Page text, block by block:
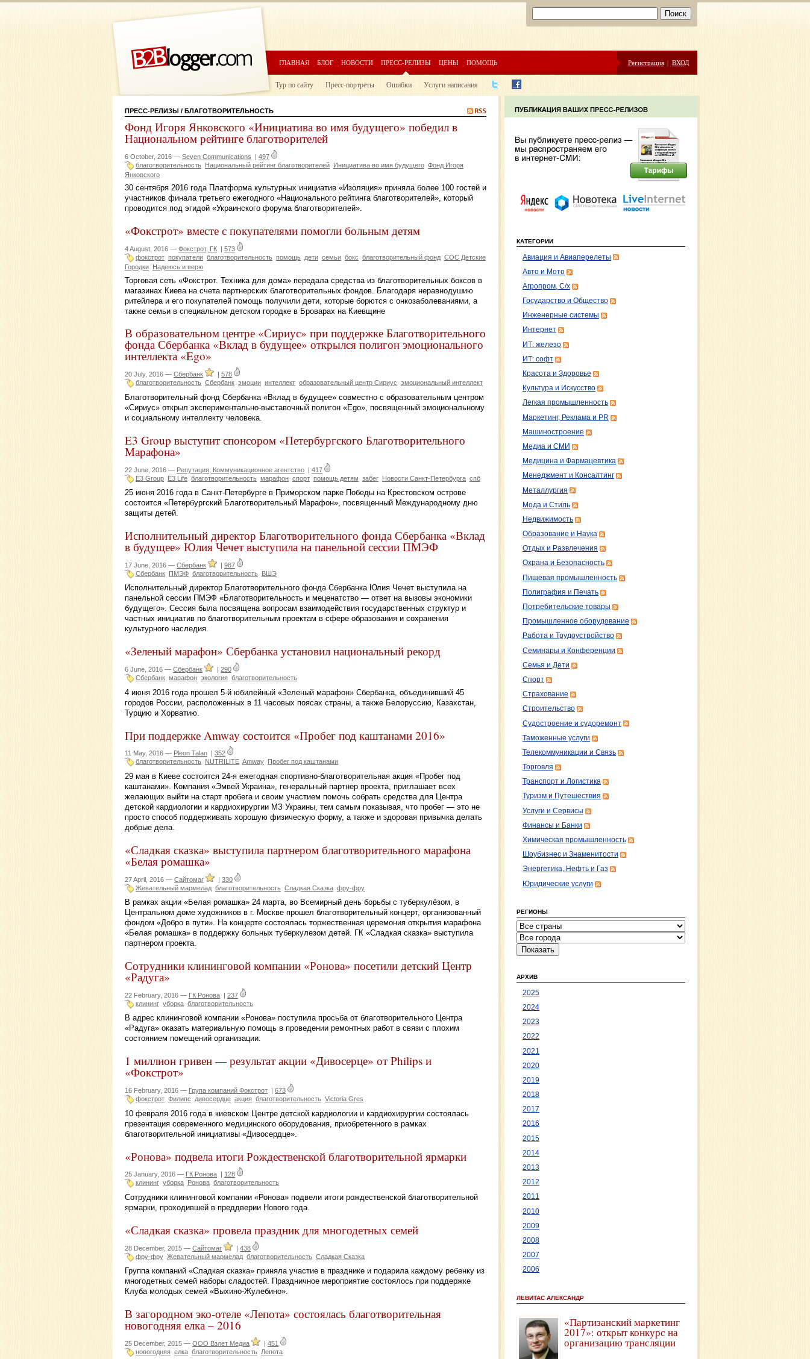
ГЛАВНАЯ БЛОГ НОВОСТИ ПРЕСС-РЕЛИЗЫ ЦЕНЫ ПОМОЩЬ Регистрация | ВХОД
Тур по сайту Пресс-портреты Ошибки Услуги написания
ПРЕСС-РЕЛИЗЫ / БЛАГОТВОРИТЕЛЬНОСТЬ
Фонд Игоря Янковского «Инициатива во имя будущего» победил в
Национальном рейтинге благотворителей
6 October, 2016 — Seven Communications | 497
благотворительность Национальный рейтинг благотворителей Инициатива во имя будущего Фонд Игоря
Янковского
30 сентября 2016 года Платформа культурных инициатив «Изоляция» приняла более 100 гостей и
участников финала третьего ежегодного «Национального рейтинга благотворителей», который
проводится под эгидой «Украинского форума благотворителей».
«Фокстрот» вместе с покупателями помогли больным детям
4 August, 2016 — Фокстрот, ГК | 573
фокстрот покупатели благотворительность помощь дети семьи бокс благотворительный фонд СОС Детские
Городки Надеюсь и верю
Торговая сеть «Фокстрот. Техника для дома» передала средства из благотворительных боксов в
магазинах Киева на счета партнерских благотворительных фондов. Благодаря неравнодушию
ритейлера и его покупателей помощь получили дети, которые борются с онкозаболеваниями, а
также семьи в специальном детском городке в Броварах на Киевщине
В образовательном центре «Сириус» при поддержке Благотворительного
фонда Сбербанка «Вклад в будущее» открылся полигон эмоционального
интеллекта «Ego»
20 July, 2016 — Сбербанк
578
благотворительность Сбербанк эмоции интеллект образовательный центр Сириус эмоциональный интеллект
Благотворительный фонд Сбербанка «Вклад в будущее» совместно с образовательным центром
«Сириус» открыл экспериментально-выставочный полигон «Ego», посвященный эмоциональному
и социальному интеллекту человека.
E3 Group выступит спонсором «Петербургского Благотворительного
Марафона»
22 June, 2016 — Репутация, Коммуникационное агентство | 417
E3 Group E3 Life благотворительность марафон спорт помощь детям забег Новости Санкт-Петербурга спб
25 июня 2016 года в Санкт-Петербурге в Приморском парке Победы на Крестовском острове
состоится «Петербургский Благотворительный Марафон», посвященный Международному дню
защиты детей.
Исполнительный директор Благотворительного фонда Сбербанка «Вклад
в будущее» Юлия Чечет выступила на панельной сессии ПМЭФ
17 June, 2016 — Сбербанк | 987
Сбербанк ПМЭФ благотворительность ВШЭ
Исполнительный директор Благотворительного фонда Сбербанка Юлия Чечет выступила на
панельной сессии ПМЭФ «Благотворительность и меценатство — ответ на вызовы экономики
будущего». Сессия была посвящена вопросам взаимодействия государственных структур и
частных инициатив по благотворительным проектам в сфере образования и сохранения
культурного наследия.
«Зеленый марафон» Сбербанка установил национальный рекорд
6 June, 2016 — Сбербанк | 290
Сбербанк марафон экология благотворительность
4 июня 2016 года прошел 5-й юбилейный «Зеленый марафон» Сбербанка, объединивший 45
городов России, расположенных в 11 часовых поясах страны, а также Белоруссию, Казахстан,
Турцию и Хорватию.
При поддержке Amway состоится «Пробег под каштанами 2016»
11 May, 2016 — Pleon Talan
352
благотворительность NUTRILITE Amway Пробег под каштанами
29 мая в Киеве состоится 24-я ежегодная спортивно-благотворительная акция «Пробег под
каштанами». Компания «Эмвей Украина», генеральный партнер проекта, приглашает всех
желающих выйти на старт пробега и своим участием помочь собрать средства для Центра
детской кардиологии и кардиохирургии МЗ Украины, тем самым показывая, что пробег — это не
просто способ поддерживать хорошую физическую форму, а также и здоровая привычка делать
добрые дела.
«Сладкая сказка» выступила партнером благотворительного марафона
«Белая ромашка»
27 April, 2016 — Сайтомаг | 330
Жевательный мармелад благотворительность Сладкая Сказка фру-фру
В рамках акции «Белая ромашка» 24 марта, во Всемирный день борьбы с туберкулёзом, в
Центральном доме художников в г. Москве прошел благотворительный концерт, организованный
фондом «Добро в пути». На концерте состоялась торжественная церемония открытия марафона
«Белая ромашка» в поддержку больных туберкулезом детей. ГК «Сладкая сказка» выступила
партнером проекта.
Сотрудники клининговой компании «Ронова» посетили детский Центр
«Радуга»
22 February, 2016 — ГК Ронова | 237
клининг уборка благотворительность
В адрес клининговой компании «Ронова» поступила просьба от благотворительного Центра
«Радуга» оказать материальную помощь в проведении ремонтных работ в связи с плохим
состоянием помещений организации.
1 миллион гривен — результат акции «Дивосерце» от Philips и
«Фокстрот»
16 February, 2016 — Група компаний Фокстрот | 673
фокстрот Филипс дивосердце акция благотворительность Victoria Gres
10 февраля 2016 года в киевском Центре детской кардиологии и кардиохирургии состоялась
презентация современного медицинского оборудования, приобретенного в рамках
благотворительной инициативы «Дивосердце».
«Ронова» подвела итоги Рождественской благотворительной ярмарки
25 January, 2016 — ГК Ронова
128
клининг уборка Ронова благотворительность
Сотрудники клининговой компании «Ронова» подвели итоги рождественской благотворительной
ярмарки, проходившей в преддверии Нового года.
«Сладкая сказка» провела праздник для многодетных семей
28 December, 2015 — Сайтомаг | 438
фру-фру Жевательный мармелад благотворительность Сладкая Сказка
Группа компаний «Сладкая сказка» приняла участие в празднике и подарила каждому ребенку из
многодетных семей наборы сладостей. Праздничное мероприятие состоялось при поддержке
Клуба молодых семей «Выхино-Жулебино».
В загородном эко-отеле «Лепота» состоялась благотворительная
новогодняя елка – 2016
25 December, 2015 — ООО Взлет Медиа | 451
новогодняя елка благотворительность Лепота
КАТЕГОРИИ
Авиация и Авиаперелеты
Авто и Мото
Агропром, С/х
Государство и Общество
Инженерные системы
Интернет
ИТ: железо
ИТ: софт
Красота и Здоровье
Культура и Искусство
Легкая промышленность
Маркетинг, Реклама и PR
Машиностроение
Медиа и СМИ
Медицина и Фармацевтика
Менеджмент и Консалтинг
Металлургия
Мода и Стиль
Недвижимость
Образование и Наука
Отдых и Развлечения
Охрана и Безопасность
Пищевая промышленность
Полиграфия и Печать
Потребительские товары
Промышленное оборудование
Работа и Трудоустройство
Семинары и Конференции
Семья и Дети
Спорт
Страхование
Строительство
Судостроение и судоремонт
Таможенные услуги
Телекоммуникации и Связь
Торговля
Транспорт и Логистика
Туризм и Путешествия
Услуги и Сервисы
Финансы и Банки
Химическая промышленность
Шоубизнес и Знаменитости
Энергетика, Нефть и Газ
Юридические услуги
РЕГИОНЫ
АРХИВ
2025
2024
2023
2022
2021
2020
2019
2018
2017
2016
2015
2014
2013
2012
2011
2010
2009
2008
2007
2006
ЛЕВИТАС АЛЕКСАНДР
«Партизанский маркетинг
2017»: открыт конкурс на
организацию трансляции